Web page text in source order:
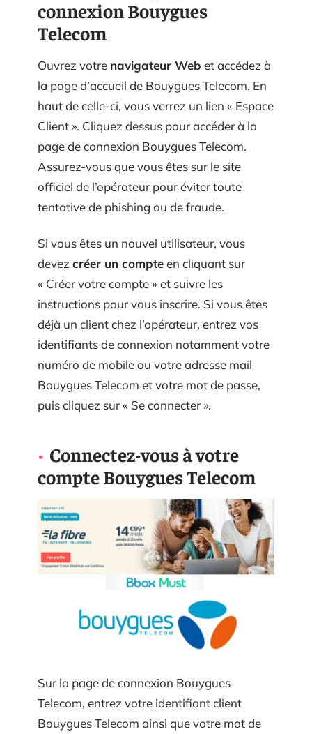
connexion Bouygues
Telecom
Ouvrez votre navigateur Web et accédez à
la page d’accueil de Bouygues Telecom. En
haut de celle-ci, vous verrez un lien « Espace
Client ». Cliquez dessus pour accéder à la
page de connexion Bouygues Telecom.
Assurez-vous que vous êtes sur le site
officiel de l’opérateur pour éviter toute
tentative de phishing ou de fraude.
Si vous êtes un nouvel utilisateur, vous
devez créer un compteen cliquant sur
« Créer votre compte » et suivre les
instructions pour vous inscrire. Si vous êtes
déjà un client chez l’opérateur, entrez vos
identifiants de connexion notamment votre
numéro de mobile ou votre adresse mail
Bouygues Telecom et votre mot de passe,
puis cliquez sur « Se connecter ».
Connectez-vous à votre
compte Bouygues Telecom
Sur la page de connexion Bouygues
Telecom, entrez votre identifiant client
Bouygues Telecom ainsi que votre mot de